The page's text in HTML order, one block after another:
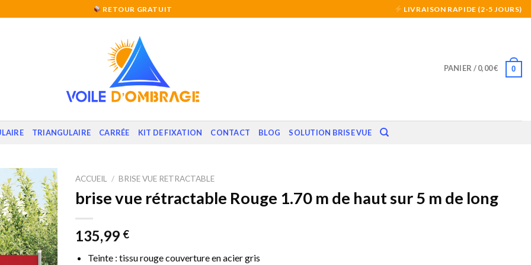
RETOUR GRATUIT LIVRAISON RAPIDE (2-5 JOURS)
PANIER /0,00€ 0
TRIANGULAIRE CARRÉE KIT DE FIXATION CONTACT BLOG SOLUTION BRISE VUE
ACCUEIL / BRISE VUE RETRACTABLE
brise vue rétractable Rouge 1.70 m de haut sur 5 m de long
135,99 €
Teinte : tissu rouge couverture en acier gris